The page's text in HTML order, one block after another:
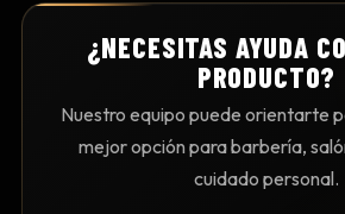
¿NECESITAS AYUDA
PRODUCTO?
Nuestro equipo puede orientarte
mejor opción para barbería,
cuidado personal.